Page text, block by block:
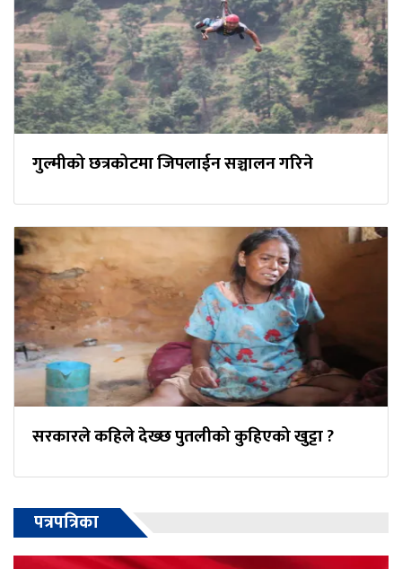
गुल्मीको छत्रकोटमा जिपलाईन सञ्चालन गरिने
सरकारले कहिले देख्छ पुतलीको कुहिएको खुट्टा ?
पत्रपत्रिका